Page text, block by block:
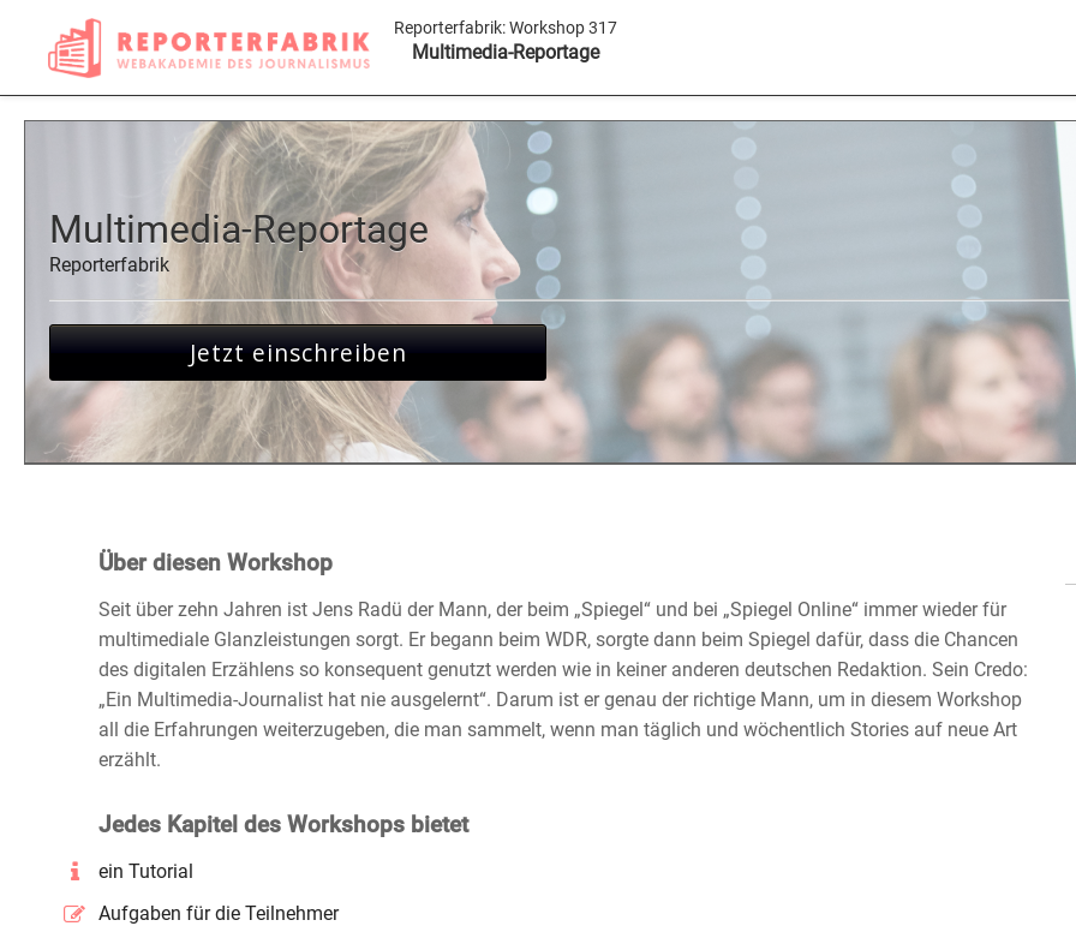
Reporterfabrik:Workshop 317
Multimedia-Reportage
Multimedia-Reportage
Reporterfabrik
Jetzt einschreiben
Über diesen Workshop
Seit über zehn Jahren ist Jens Radü der Mann, der beim „Spiegel“ und bei „Spiegel Online“ immer wieder für
multimediale Glanzleistungen sorgt. Er begann beim WDR, sorgte dann beim Spiegel dafür, dass die Chancen
des digitalen Erzählens so konsequent genutzt werden wie in keiner anderen deutschen Redaktion. Sein Credo:
„Ein Multimedia-Journalist hat nie ausgelernt“. Darum ist er genau der richtige Mann, um in diesem Workshop
all die Erfahrungen weiterzugeben, die man sammelt, wenn man täglich und wöchentlich Stories auf neue Art
erzählt.
Jedes Kapitel des Workshops bietet
ein Tutorial
Aufgaben für die Teilnehmer